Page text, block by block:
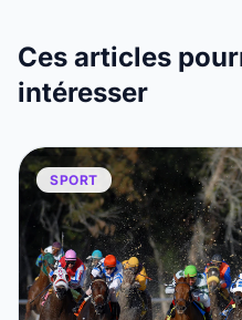
Ces articles
intéresser
SPORT